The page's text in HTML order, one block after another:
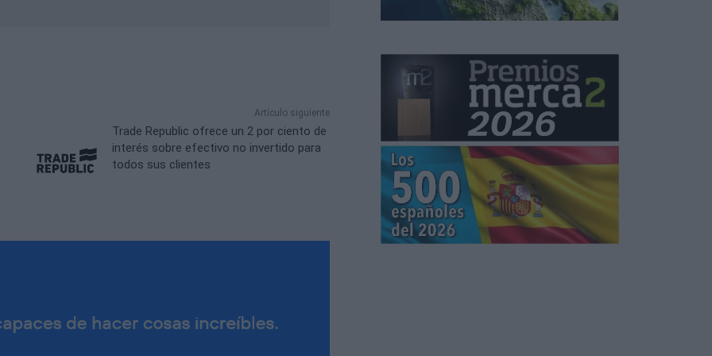
Artículo siguiente
Trade Republic ofrece un 2 por ciento de
interés sobre efectivo no invertido para
todos sus clientes